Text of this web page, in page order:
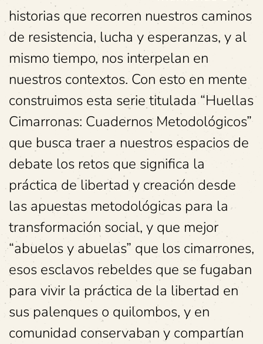
historias que recorren nuestros caminos
de resistencia, lucha y esperanzas, y al
mismo tiempo, nos interpelan en
nuestros contextos. Con esto en mente
construimos esta serie titulada “Huellas
Cimarronas: Cuadernos Metodológicos”
que busca traer a nuestros espacios de
debate los retos que significa la
práctica de libertad y creación desde
las apuestas metodológicas para la
transformación social, y que mejor
“abuelos y abuelas” que los cimarrones,
esos esclavos rebeldes que se fugaban
para vivir la práctica de la libertad en
sus palenques o quilombos, y en
comunidad conservaban y compartían